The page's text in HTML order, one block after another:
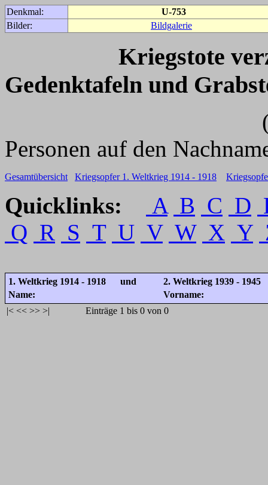
Denkmal:
U-753
Bilder:
Bildgalerie
Kriegstote
Gedenktafeln und
(Für weitere
Personen auf den
Gesamtübersicht Kriegsopfer 1. Weltkrieg 1914 - 1918
Quicklinks: A B C D
Q R S T U V W X Y
1. Weltkrieg 1914 - 1918 und
2. Weltkrieg 1939 - 1945
Name:
Vorname:
|< << >> >| Einträge 1 bis 0 von 0